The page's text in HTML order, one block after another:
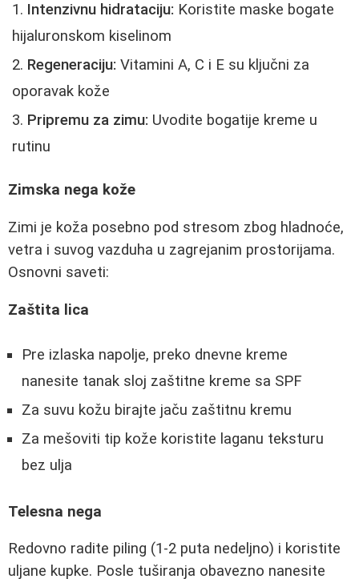
Intenzivnu hidrataciju: Koristite maske bogate
hijaluronskom kiselinom
Regeneraciju: Vitamini A, C i E su ključni za
oporavak kože
Pripremu za zimu: Uvodite bogatije kreme u
rutinu
Zimska nega kože
Zimi je koža posebno pod stresom zbog hladnoće,
vetra i suvog vazduha u zagrejanim prostorijama.
Osnovni saveti:
Zaštita lica
Pre izlaska napolje, preko dnevne kreme
nanesite tanak sloj zaštitne kreme sa SPF
Za suvu kožu birajte jaču zaštitnu kremu
Za mešoviti tip kože koristite laganu teksturu
bez ulja
Telesna nega
Redovno radite piling (1-2 puta nedeljno) i koristite
uljane kupke. Posle tuširanja obavezno nanesite